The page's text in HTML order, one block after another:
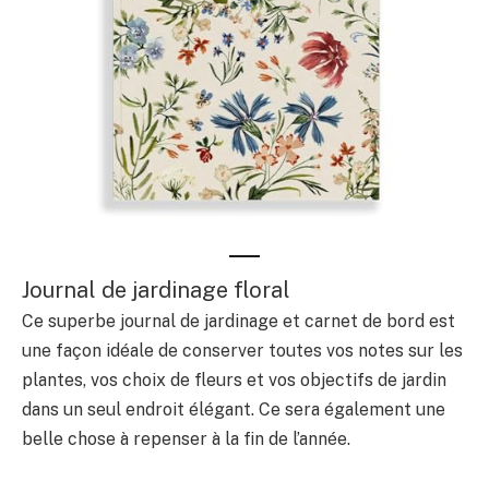
Journal de jardinage floral
Ce superbe journal de jardinage et carnet de bord est
une façon idéale de conserver toutes vos notes sur les
plantes, vos choix de fleurs et vos objectifs de jardin
dans un seul endroit élégant. Ce sera également une
belle chose à repenser à la fin de l’année.